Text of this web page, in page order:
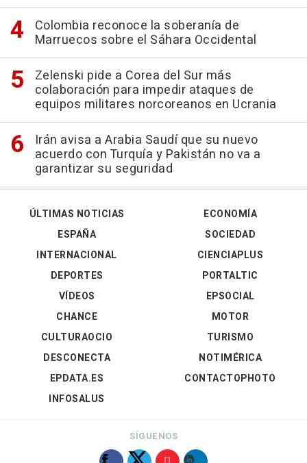
Colombia reconoce la soberanía de
Marruecos sobre el Sáhara Occidental
Zelenski pide a Corea del Sur más
colaboración para impedir ataques de
equipos militares norcoreanos en Ucrania
Irán avisa a Arabia Saudí que su nuevo
acuerdo con Turquía y Pakistán no va a
garantizar su seguridad
ÚLTIMAS NOTICIAS
ESPAÑA
INTERNACIONAL
DEPORTES
VÍDEOS
ECONOMÍA
SOCIEDAD
CIENCIAPLUS
PORTALTIC
EPSOCIAL
CHANCE
CULTURAOCIO
DESCONECTA
EPDATA.ES
INFOSALUS
MOTOR
TURISMO
NOTIMÉRICA
CONTACTOPHOTO
SÍGUENOS